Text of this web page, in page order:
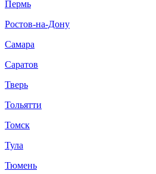
Пермь
Ростов-на-Дону
Самара
Саратов
Тверь
Тольятти
Томск
Тула
Тюмень